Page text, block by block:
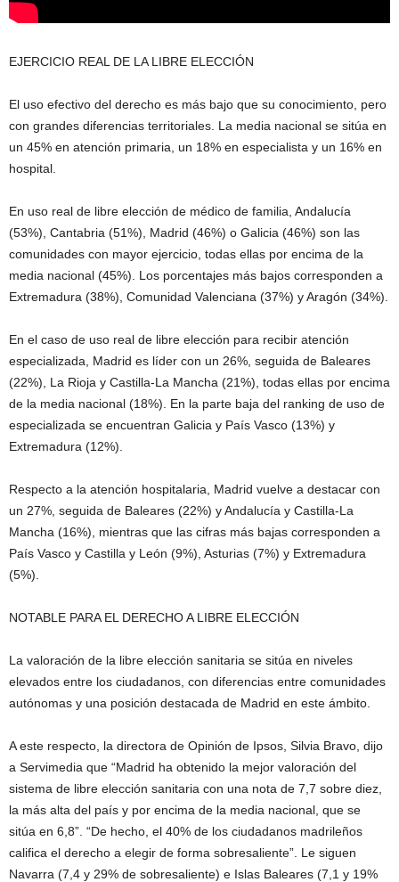
EJERCICIO REAL DE LA LIBRE ELECCIÓN
El uso efectivo del derecho es más bajo que su conocimiento, pero
con grandes diferencias territoriales. La media nacional se sitúa en
un 45% en atención primaria, un 18% en especialista y un 16% en
hospital.
En uso real de libre elección de médico de familia, Andalucía
(53%), Cantabria (51%), Madrid (46%) o Galicia (46%) son las
comunidades con mayor ejercicio, todas ellas por encima de la
media nacional (45%). Los porcentajes más bajos corresponden a
Extremadura (38%), Comunidad Valenciana (37%) y Aragón (34%).
En el caso de uso real de libre elección para recibir atención
especializada, Madrid es líder con un 26%, seguida de Baleares
(22%), La Rioja y Castilla-La Mancha (21%), todas ellas por encima
de la media nacional (18%). En la parte baja del ranking de uso de
especializada se encuentran Galicia y País Vasco (13%) y
Extremadura (12%).
Respecto a la atención hospitalaria, Madrid vuelve a destacar con
un 27%, seguida de Baleares (22%) y Andalucía y Castilla-La
Mancha (16%), mientras que las cifras más bajas corresponden a
País Vasco y Castilla y León (9%), Asturias (7%) y Extremadura
(5%).
NOTABLE PARA EL DERECHO A LIBRE ELECCIÓN
La valoración de la libre elección sanitaria se sitúa en niveles
elevados entre los ciudadanos, con diferencias entre comunidades
autónomas y una posición destacada de Madrid en este ámbito.
A este respecto, la directora de Opinión de Ipsos, Silvia Bravo, dijo
a Servimedia que “Madrid ha obtenido la mejor valoración del
sistema de libre elección sanitaria con una nota de 7,7 sobre diez,
la más alta del país y por encima de la media nacional, que se
sitúa en 6,8”. “De hecho, el 40% de los ciudadanos madrileños
califica el derecho a elegir de forma sobresaliente”. Le siguen
Navarra (7,4 y 29% de sobresaliente) e Islas Baleares (7,1 y 19%